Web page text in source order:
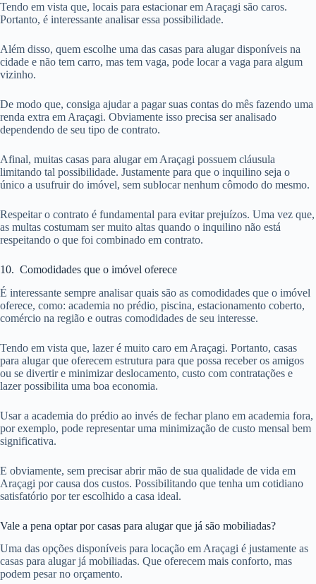
Tendo em vista que, locais para estacionar em Araçagi são caros.
Portanto, é interessante analisar essa possibilidade.
Além disso, quem escolhe uma das casas para alugar disponíveis na
cidade e não tem carro, mas tem vaga, pode locar a vaga para algum
vizinho.
De modo que, consiga ajudar a pagar suas contas do mês fazendo uma
renda extra em Araçagi. Obviamente isso precisa ser analisado
dependendo de seu tipo de contrato.
Afinal, muitas casas para alugar em Araçagi possuem cláusula
limitando tal possibilidade. Justamente para que o inquilino seja o
único a usufruir do imóvel, sem sublocar nenhum cômodo do mesmo.
Respeitar o contrato é fundamental para evitar prejuízos. Uma vez que,
as multas costumam ser muito altas quando o inquilino não está
respeitando o que foi combinado em contrato.
10. Comodidades que o imóvel oferece
É interessante sempre analisar quais são as comodidades que o imóvel
oferece, como: academia no prédio, piscina, estacionamento coberto,
comércio na região e outras comodidades de seu interesse.
Tendo em vista que, lazer é muito caro em Araçagi. Portanto, casas
para alugar que oferecem estrutura para que possa receber os amigos
ou se divertir e minimizar deslocamento, custo com contratações e
lazer possibilita uma boa economia.
Usar a academia do prédio ao invés de fechar plano em academia fora,
por exemplo, pode representar uma minimização de custo mensal bem
significativa.
E obviamente, sem precisar abrir mão de sua qualidade de vida em
Araçagi por causa dos custos. Possibilitando que tenha um cotidiano
satisfatório por ter escolhido a casa ideal.
Vale a pena optar por casas para alugar que já são mobiliadas?
Uma das opções disponíveis para locação em Araçagi é justamente as
casas para alugar já mobiliadas. Que oferecem mais conforto, mas
podem pesar no orçamento.